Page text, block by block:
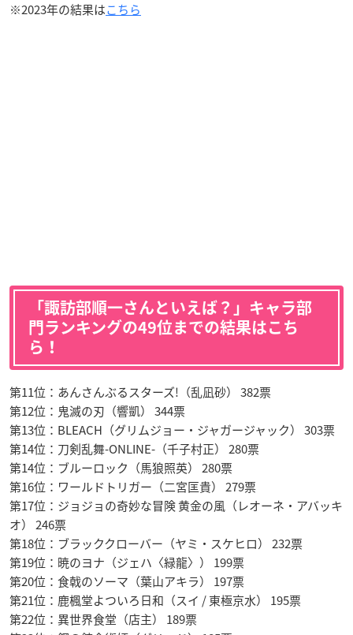
※2023年の結果はこちら
「諏訪部順一さんといえば？」キャラ部
門ランキングの49位までの結果はこち
ら！
第11位：あんさんぶるスターズ!（乱凪砂） 382票
第12位：鬼滅の刃（響凱） 344票
第13位：BLEACH（グリムジョー・ジャガージャック） 303票
第14位：刀剣乱舞-ONLINE-（千子村正） 280票
第14位：ブルーロック（馬狼照英） 280票
第16位：ワールドトリガー（二宮匡貴） 279票
第17位：ジョジョの奇妙な冒険 黄金の風（レオーネ・アバッキ
オ） 246票
第18位：ブラッククローバー（ヤミ・スケヒロ） 232票
第19位：暁のヨナ（ジェハ〈緑龍〉） 199票
第20位：食戟のソーマ（葉山アキラ） 197票
第21位：鹿楓堂よついろ日和（スイ / 東極京水） 195票
第22位：異世界食堂（店主） 189票